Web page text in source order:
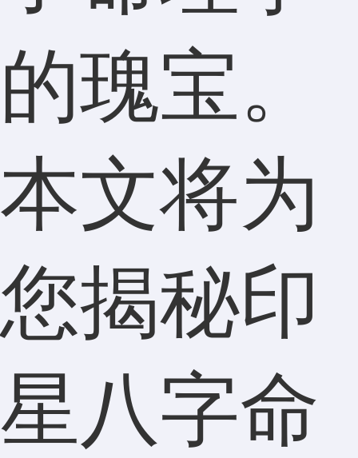
的瑰宝。
本文将为
您揭秘印
星八字命